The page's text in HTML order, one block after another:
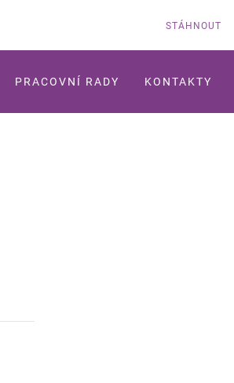
STÁHNOUT
PRACOVNÍ RADY KONTAKTY